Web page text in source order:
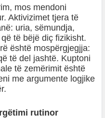
mos mendoni
Aktivizimet tjera të
uria, sëmundja,
të bëjë diç fizikisht.
është mospërgjegjja:
të del jashtë. Kuptoni
të zemërimit është
me argumente logjike
rutinor